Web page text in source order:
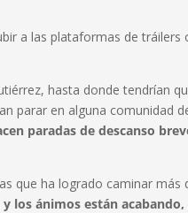
a las plataformas de tráilers
hasta donde tendrían
parar en alguna comunidad
paradas de descanso
que ha logrado caminar más
los ánimos están acabando,